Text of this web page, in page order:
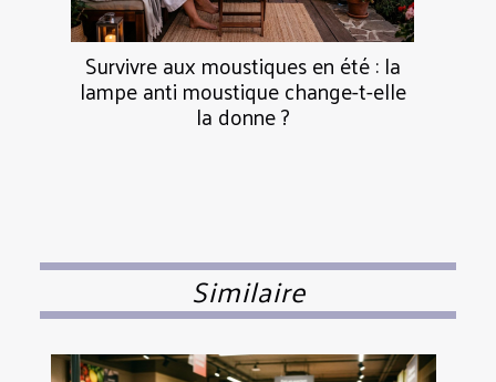
Survivre aux moustiques en été : la
lampe anti moustique change-t-elle
la donne ?
Similaire